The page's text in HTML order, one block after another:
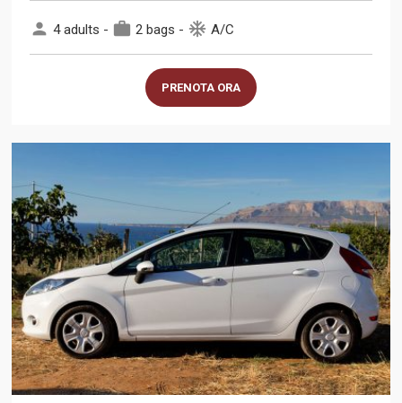
person 4 adults - work 2 bags - ac_unit A/C
PRENOTA ORA